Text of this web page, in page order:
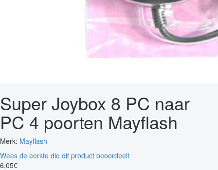
Super Joybox 8 PC naar
PC 4 poorten Mayflash
Merk: Mayflash
Wees de eerste die dit product beoordeelt
6,05€